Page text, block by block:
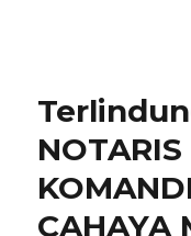
NOTARIS
CAHAYA